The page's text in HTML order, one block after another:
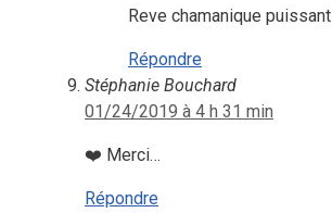
Reve chamanique puissant
Répondre
Stéphanie Bouchard
01/24/2019 à 4 h 31 min
❤️ Merci…
Répondre